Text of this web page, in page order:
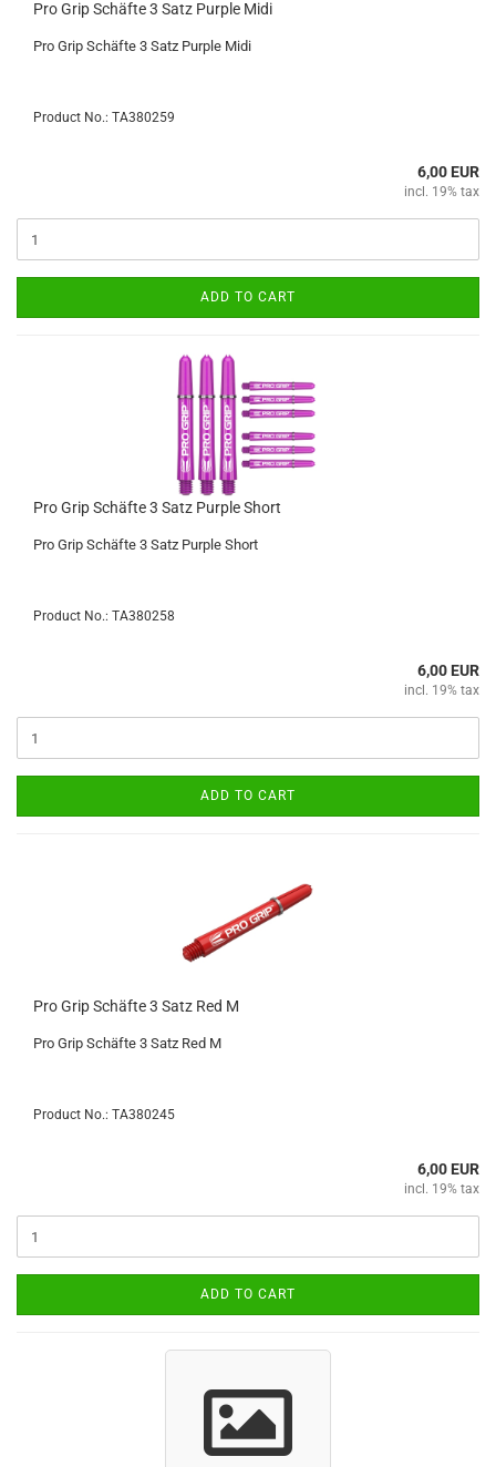
Pro Grip Schäfte 3 Satz Purple Midi
Pro Grip Schäfte 3 Satz Purple Midi
Product No.: TA380259
6,00 EUR
incl. 19% tax
ADD TO CART
Pro Grip Schäfte 3 Satz Purple Short
Pro Grip Schäfte 3 Satz Purple Short
Product No.: TA380258
6,00 EUR
incl. 19% tax
ADD TO CART
Pro Grip Schäfte 3 Satz Red M
Pro Grip Schäfte 3 Satz Red M
Product No.: TA380245
6,00 EUR
incl. 19% tax
ADD TO CART